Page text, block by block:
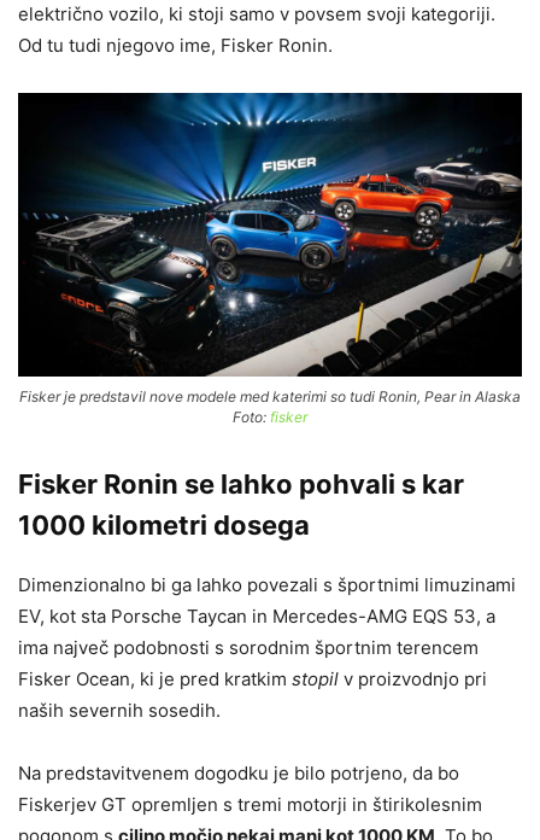
električno vozilo, ki stoji samo v povsem svoji kategoriji.
Od tu tudi njegovo ime, Fisker Ronin.
Fisker je predstavil nove modele med katerimi so tudi Ronin, Pear in Alaska
Foto: fisker
Fisker Ronin se lahko pohvali s kar
1000 kilometri dosega
Dimenzionalno bi ga lahko povezali s športnimi limuzinami
EV, kot sta Porsche Taycan in Mercedes-AMG EQS 53, a
ima največ podobnosti s sorodnim športnim terencem
Fisker Ocean, ki je pred kratkim stopil v proizvodnjo pri
naših severnih sosedih.
Na predstavitvenem dogodku je bilo potrjeno, da bo
Fiskerjev GT opremljen s tremi motorji in štirikolesnim